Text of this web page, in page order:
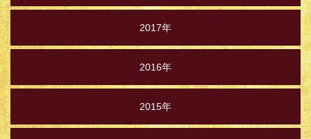
2017年
2016年
2015年